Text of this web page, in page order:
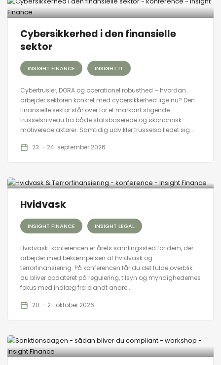
Cybersikkerhed i den finansielle
sektor
INSIGHT FINANCE INSIGHT IT
Cybertrusler, DORA og operationel robusthed – hvordan
arbejder sektoren konkret med cybersikkerhed lige nu? Den
finansielle sektor står over for et markant stigende
trusselsniveau fra både statsbaserede og økonomisk
motiverede aktører. Samtidig udvikler trusselsbilledet sig...
23. - 24. september 2026
Hvidvask
INSIGHT FINANCE INSIGHT LEGAL
Hvidvask-konferencen er årets samlingssted for dem, der
arbejder med bekæmpelsen af hvidvask og
terrorfinansiering. På konferencen får du det fulde overblik:
du bliver opdateret på regulering, tilsyn og myndighedernes
fokus med indlæg fra blandt andre...
20. - 21. oktober 2026